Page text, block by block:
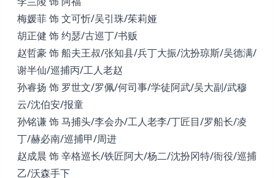
梅媛菲 饰 文可忻/吴引珠/茱莉娅
胡正健 饰 约瑟/古巡丁/书贩
赵哲豪 饰 船夫王叔/张知县/兵丁大振/沈扮琼斯/吴德满/
谢半仙/巡捕丙/工人老赵
孙睿扬 饰 罗世文/罗佩/何司事/学徒阿武/吴大副/武穆
云/沈伯安/报童
孙铭谦 饰 马捕头/李会办/工人老李/丁匠目/罗船长/凌
丁/赫必南/巡捕甲/周进
赵成晨 饰 辛格巡长/铁匠阿大/杨二/沈扮冈特/衙役/巡捕
乙/沃森手下